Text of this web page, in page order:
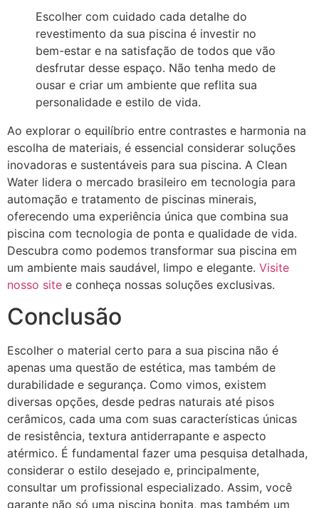
Escolher com cuidado cada detalhe do
revestimento da sua piscina é investir no
bem-estar e na satisfação de todos que vão
desfrutar desse espaço. Não tenha medo de
ousar e criar um ambiente que reflita sua
personalidade e estilo de vida.
Ao explorar o equilíbrio entre contrastes e harmonia na
escolha de materiais, é essencial considerar soluções
inovadoras e sustentáveis para sua piscina. A Clean
Water lidera o mercado brasileiro em tecnologia para
automação e tratamento de piscinas minerais,
oferecendo uma experiência única que combina sua
piscina com tecnologia de ponta e qualidade de vida.
Descubra como podemos transformar sua piscina em
um ambiente mais saudável, limpo e elegante. Visite
nosso site e conheça nossas soluções exclusivas.
Conclusão
Escolher o material certo para a sua piscina não é
apenas uma questão de estética, mas também de
durabilidade e segurança. Como vimos, existem
diversas opções, desde pedras naturais até pisos
cerâmicos, cada uma com suas características únicas
de resistência, textura antiderrapante e aspecto
atérmico. É fundamental fazer uma pesquisa detalhada,
considerar o estilo desejado e, principalmente,
consultar um profissional especializado. Assim, você
garante não só uma piscina bonita, mas também um